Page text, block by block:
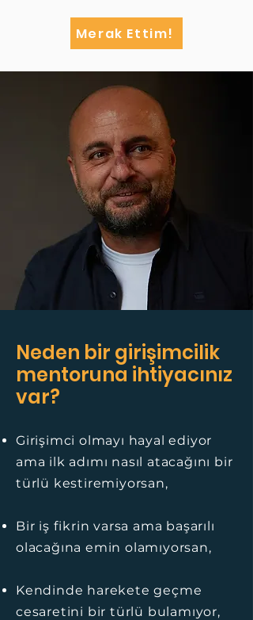
Merak Ettim!
Neden bir girişimcilik
mentoruna ihtiyacınız
var?
Girişimci olmayı hayal ediyor
ama ilk adımı nasıl atacağını bir
türlü kestiremiyorsan,
Bir iş fikrin varsa ama başarılı
olacağına emin olamıyorsan,
Kendinde harekete geçme
cesaretini bir türlü bulamıyor,